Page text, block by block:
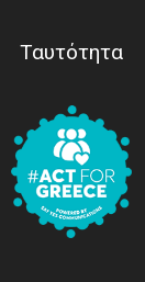
Ταυτότητα